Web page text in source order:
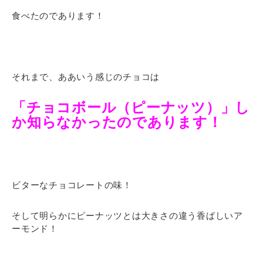
食べたのであります！
それまで、ああいう感じのチョコは
「チョコボール（ピーナッツ）」し
か知らなかったのであります！
ビターなチョコレートの味！
そして明らかにピーナッツとは大きさの違う香ばしいア
ーモンド！